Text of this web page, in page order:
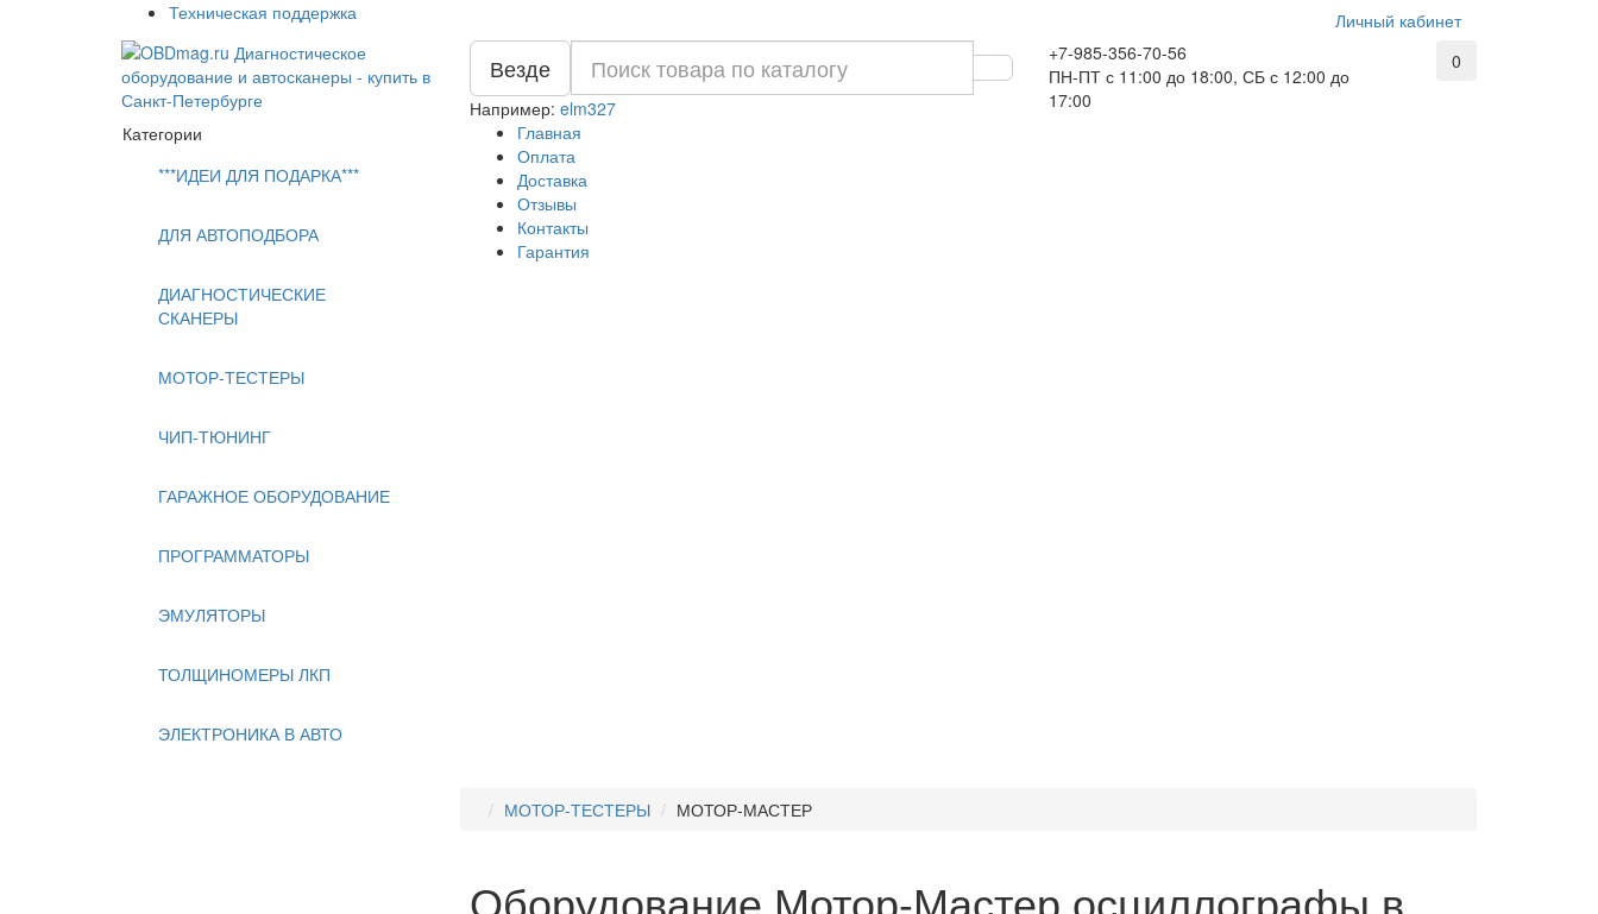
Личный кабинет
Техническая поддержка
+7-985-356-70-56
ПН-ПТ с 11:00 до 18:00, СБ с 12:00 до
17:00
0
Везде
Например: elm327
Главная
Оплата
Доставка
Отзывы
Контакты
Гарантия
Категории
***ИДЕИ ДЛЯ ПОДАРКА***
ДЛЯ АВТОПОДБОРА
ДИАГНОСТИЧЕСКИЕ
СКАНЕРЫ
МОТОР-ТЕСТЕРЫ
ЧИП-ТЮНИНГ
ГАРАЖНОЕ ОБОРУДОВАНИЕ
ПРОГРАММАТОРЫ
ЭМУЛЯТОРЫ
ТОЛЩИНОМЕРЫ ЛКП
ЭЛЕКТРОНИКА В АВТО
МОТОР-ТЕСТЕРЫ МОТОР-МАСТЕР
Оборудование Мотор-Мастер осциллографы в